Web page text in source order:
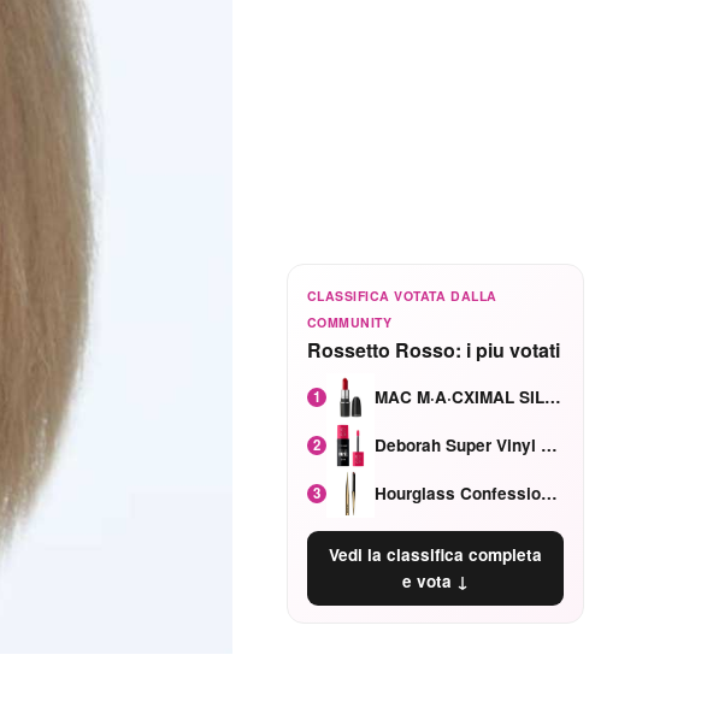
CLASSIFICA VOTATA DALLA
COMMUNITY
Rossetto Rosso: i piu votati
1 MAC M·A·CXIMAL SILKY MATTE Red Rock mat
2 Deborah Super Vinyl Shake Rosa Ciliegia
3 Hourglass Confession Ricaricabile Ultra Preciso Ad Alta Intensità Secretly Classic Red
Vedi la classifica completa
e vota ↓